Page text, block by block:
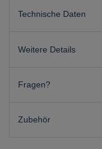
Technische Daten
Weitere Details
Fragen?
Zubehör